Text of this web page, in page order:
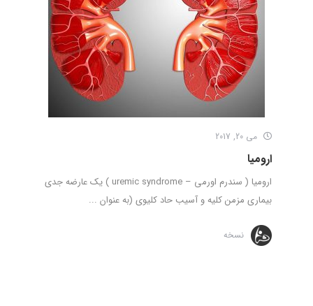
می 20, 2017
ارومیا
ارومیا ( سندرم اورمی – uremic syndrome ) یک عارضه جدی
بیماری مزمن کلیه و آسیب حاد کلیوی (به عنوان ...
نسخه